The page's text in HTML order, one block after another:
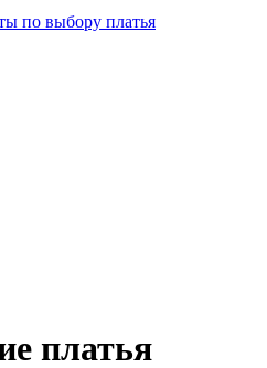
по выбору платья
платья